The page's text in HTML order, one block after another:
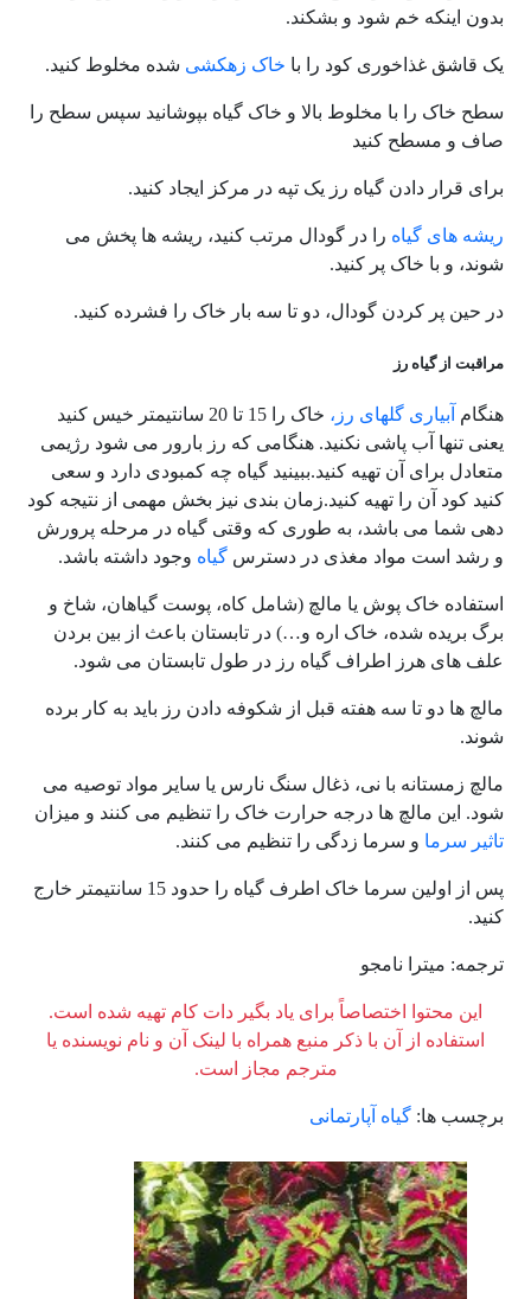
بدون اینکه خم شود و بشکند.
یک قاشق غذاخوری کود را با خاک زهکشی شده مخلوط کنید.
سطح خاک را با مخلوط بالا و خاک گیاه بپوشانید سپس سطح را
صاف و مسطح کنید
برای قرار دادن گیاه رز یک تپه در مرکز ایجاد کنید.
ریشه های گیاه را در گودال مرتب کنید، ریشه ها پخش می
شوند، و با خاک پر کنید.
در حین پر کردن گودال، دو تا سه بار خاک را فشرده کنید.
مراقبت از گیاه رز
هنگام آبیاری گلهای رز،
خاک را 15 تا 20 سانتیمتر خیس کنید
یعنی تنها آب پاشی نکنید. هنگامی که رز بارور می شود رژیمی
متعادل برای آن تهیه کنید.ببینید گیاه چه کمبودی دارد و سعی
کنید کود آن را تهیه کنید.زمان بندی نیز بخش مهمی از نتیجه کود
دهی شما می باشد، به طوری که وقتی گیاه در مرحله پرورش
و رشد است مواد مغذی در دسترس گیاه وجود داشته باشد.
استفاده خاک پوش یا مالچ (شامل کاه، پوست گیاهان، شاخ و
برگ بریده شده، خاک اره و…) در تابستان باعث از بین بردن
علف های هرز اطراف گیاه رز در طول تابستان می شود.
مالچ ها دو تا سه هفته قبل از شکوفه دادن رز باید به کار برده
شوند.
مالچ زمستانه با نی، ذغال سنگ نارس یا سایر مواد توصیه می
شود. این مالچ ها درجه حرارت خاک را تنظیم می کنند و میزان
تاثیر سرما و سرما زدگی را تنظیم می کنند.
پس از اولین سرما خاک اطرف گیاه را حدود 15 سانتیمتر خارج
کنید.
ترجمه: میترا نامجو
این محتوا اختصاصاً برای یاد بگیر دات کام تهیه شده است.
استفاده از آن با ذکر منبع همراه با لینک آن و نام نویسنده یا
مترجم مجاز است.
برچسب ها: گیاه آپارتمانی